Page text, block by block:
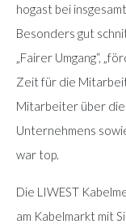
hogast bei
Besonders gut
„Fairer Umgang“,
Zeit für die
Mitarbeiter über
Unternehmens
war top.
Die LIWEST
am Kabelmarkt mit